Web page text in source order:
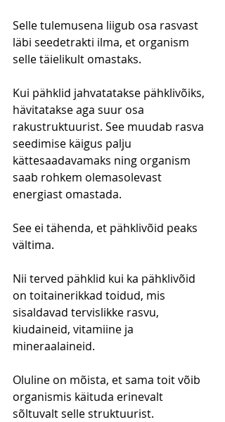
Selle tulemusena liigub osa rasvast
läbi seedetrakti ilma, et organism
selle täielikult omastaks.
Kui pähklid jahvatatakse pähklivõiks,
hävitatakse aga suur osa
rakustruktuurist. See muudab rasva
seedimise käigus palju
kättesaadavamaks ning organism
saab rohkem olemasolevast
energiast omastada.
See ei tähenda, et pähklivõid peaks
vältima.
Nii terved pähklid kui ka pähklivõid
on toitainerikkad toidud, mis
sisaldavad tervislikke rasvu,
kiudaineid, vitamiine ja
mineraalaineid.
Oluline on mõista, et sama toit võib
organismis käituda erinevalt
sõltuvalt selle struktuurist.